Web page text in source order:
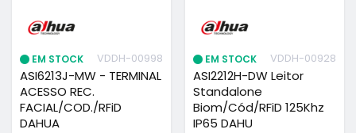
EM STOCK VDDH-00998
ASI6213J-MW - TERMINAL
ACESSO REC.
FACIAL/COD./RFiD
DAHUA
EM STOCK VDDH-00928
ASI2212H-DW Leitor
Standalone
Biom/Cód/RFiD 125Khz
IP65 DAHU